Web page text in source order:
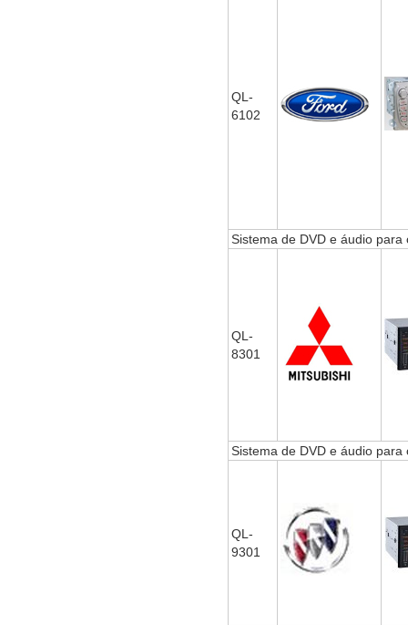
QL-
6102
Sistema de DVD e áudio para
QL-
8301
Sistema de DVD e áudio para
QL-
9301